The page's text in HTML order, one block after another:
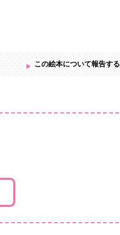
この絵本について報告する